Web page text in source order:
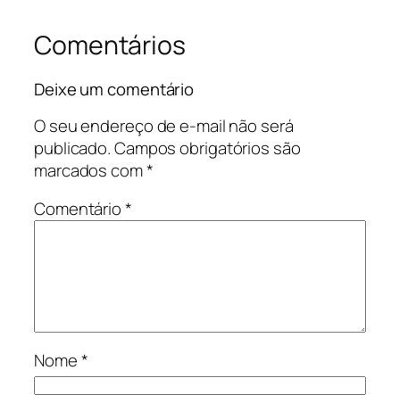
Comentários
Deixe um comentário
O seu endereço de e-mail não será
publicado.Campos obrigatórios são
marcados com*
Comentário*
Nome*